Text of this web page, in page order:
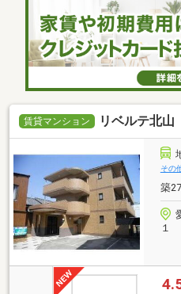
賃貸マンション リベルテ北山
その
築
１